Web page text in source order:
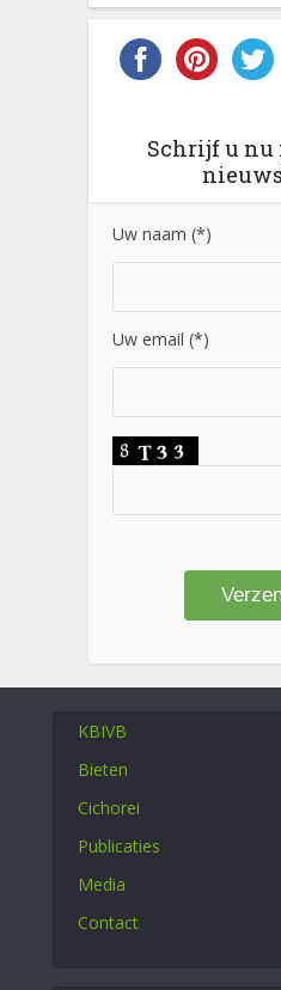
Schrijf u nu
Uw naam (*)
Uw email (*)
KBIVB
Bieten
Cichorei
Publicaties
Media
Contact